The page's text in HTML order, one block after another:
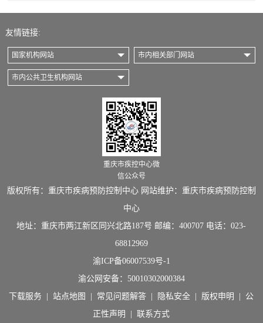
友情链接:
国家机构网站 市内相关部门网站
市内公共卫生机构网站
重庆市疾控中心微
信公众号
版权所有：重庆市疾病预防控制中心 网站维护：重庆市疾病预防控制
中心
地址：重庆市两江新区同兴北路187号 邮编：400707 电话：023-
68812969
渝ICP备06007539号-1
渝公网安备： 50010302000384
下载服务 |站点地图 常见问题解答 隐私安全 版权申明
公
正性声明
|联系方式